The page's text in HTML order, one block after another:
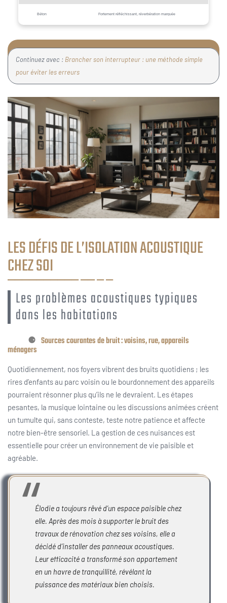
Béton Fortement réfléchissant, réverbération marquée
Continuez avec : Brancher son interrupteur : une méthode simple
pour éviter les erreurs
LES DÉFIS DE L’ISOLATION ACOUSTIQUE
CHEZ SOI
Les problèmes acoustiques typiques
dans les habitations
Sources courantes de bruit : voisins, rue, appareils
ménagers
Quotidiennement, nos foyers vibrent des bruits quotidiens ; les
rires d’enfants au parc voisin ou le bourdonnement des appareils
pourraient résonner plus qu’ils ne le devraient. Les étapes
pesantes, la musique lointaine ou les discussions animées créent
un tumulte qui, sans conteste, teste notre patience et affecte
notre bien-être sensoriel. La gestion de ces nuisances est
essentielle pour créer un environnement de vie paisible et
agréable.
Élodie a toujours rêvé d’un espace paisible chez
elle. Après des mois à supporter le bruit des
travaux de rénovation chez ses voisins, elle a
décidé d’installer des panneaux acoustiques.
Leur efficacité a transformé son appartement
en un havre de tranquillité, révélant la
puissance des matériaux bien choisis.